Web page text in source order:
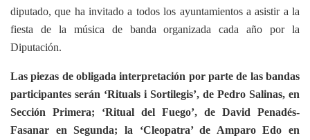
diputado, que ha invitado a todos los ayuntamientos a asistir a la
fiesta de la música de banda organizada cada año por la
Diputación.
Las piezas de obligada interpretación por parte de las bandas
participantes serán ‘Rituals i Sortilegis’, de Pedro Salinas, en
Sección Primera; ‘Ritual del Fuego’, de David Penadés-
Fasanar en Segunda; la ‘Cleopatra’ de Amparo Edo en